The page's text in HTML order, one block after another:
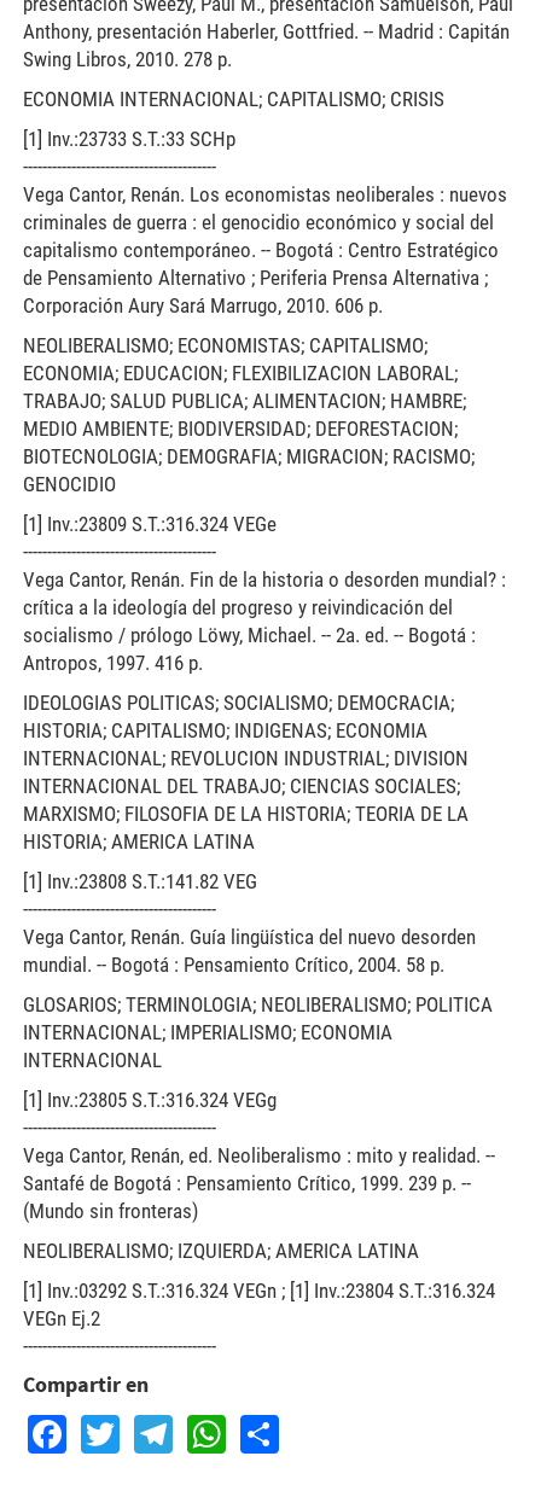
Anthony, presentación Haberler, Gottfried. -- Madrid : Capitán
Swing Libros, 2010. 278 p.
ECONOMIA INTERNACIONAL; CAPITALISMO; CRISIS
[1] Inv.:23733 S.T.:33 SCHp
----------------------------------------
Vega Cantor, Renán. Los economistas neoliberales : nuevos
criminales de guerra : el genocidio económico y social del
capitalismo contemporáneo. -- Bogotá : Centro Estratégico
de Pensamiento Alternativo ; Periferia Prensa Alternativa ;
Corporación Aury Sará Marrugo, 2010. 606 p.
NEOLIBERALISMO; ECONOMISTAS; CAPITALISMO;
ECONOMIA; EDUCACION; FLEXIBILIZACION LABORAL;
TRABAJO; SALUD PUBLICA; ALIMENTACION; HAMBRE;
MEDIO AMBIENTE; BIODIVERSIDAD; DEFORESTACION;
BIOTECNOLOGIA; DEMOGRAFIA; MIGRACION; RACISMO;
GENOCIDIO
[1] Inv.:23809 S.T.:316.324 VEGe
----------------------------------------
Vega Cantor, Renán. Fin de la historia o desorden mundial? :
crítica a la ideología del progreso y reivindicación del
socialismo / prólogo Löwy, Michael. -- 2a. ed. -- Bogotá :
Antropos, 1997. 416 p.
IDEOLOGIAS POLITICAS; SOCIALISMO; DEMOCRACIA;
HISTORIA; CAPITALISMO; INDIGENAS; ECONOMIA
INTERNACIONAL; REVOLUCION INDUSTRIAL; DIVISION
INTERNACIONAL DEL TRABAJO; CIENCIAS SOCIALES;
MARXISMO; FILOSOFIA DE LA HISTORIA; TEORIA DE LA
HISTORIA; AMERICA LATINA
[1] Inv.:23808 S.T.:141.82 VEG
----------------------------------------
Vega Cantor, Renán. Guía lingüística del nuevo desorden
mundial. -- Bogotá : Pensamiento Crítico, 2004. 58 p.
GLOSARIOS; TERMINOLOGIA; NEOLIBERALISMO; POLITICA
INTERNACIONAL; IMPERIALISMO; ECONOMIA
INTERNACIONAL
[1] Inv.:23805 S.T.:316.324 VEGg
----------------------------------------
Vega Cantor, Renán, ed. Neoliberalismo : mito y realidad. --
Santafé de Bogotá : Pensamiento Crítico, 1999. 239 p. --
(Mundo sin fronteras)
NEOLIBERALISMO; IZQUIERDA; AMERICA LATINA
[1] Inv.:03292 S.T.:316.324 VEGn ; [1] Inv.:23804 S.T.:316.324
VEGn Ej.2
----------------------------------------
Compartir en
Facebook
TwitterTelegram
WhatsApp
Share